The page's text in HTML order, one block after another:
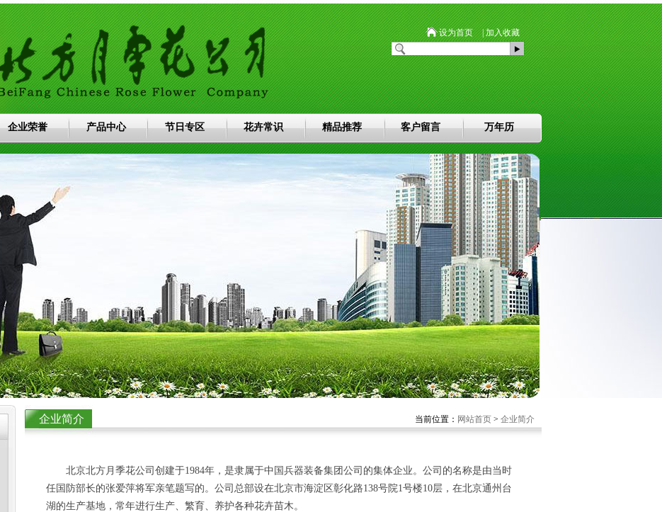
设为首页 | 加入收藏
企业荣誉 产品中心 节日专区 花卉常识 精品推荐 客户留言 万年历
企业简介 当前位置： 网站首页> 企业简介
北京北方月季花公司创建于1984年，是隶属于中国兵器装备集团公司的集体企业。公司的名称是由当时
任国防部长的张爱萍将军亲笔题写的。公司总部设在北京市海淀区彰化路138号院1号楼10层，在北京通州台
湖的生产基地，常年进行生产、繁育、养护各种花卉苗木。